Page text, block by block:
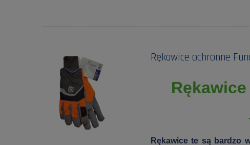
Rękawice ochronne
Rękawice te są bardzo